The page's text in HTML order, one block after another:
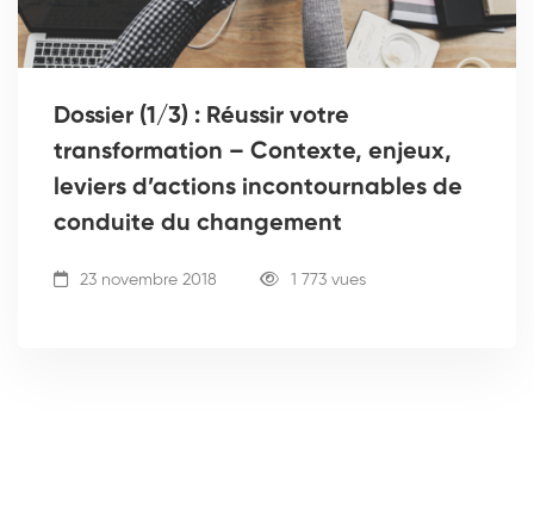
Dossier (1/3) : Réussir votre
transformation – Contexte, enjeux,
leviers d’actions incontournables de
conduite du changement
23 novembre 2018 1 773 vues